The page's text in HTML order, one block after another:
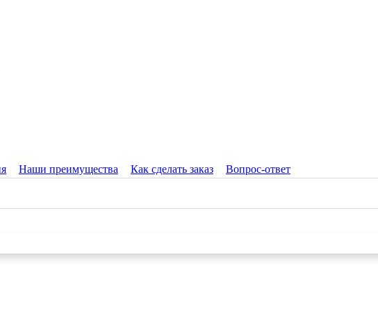
Наши преимущества Как сделать заказ Вопрос-ответ